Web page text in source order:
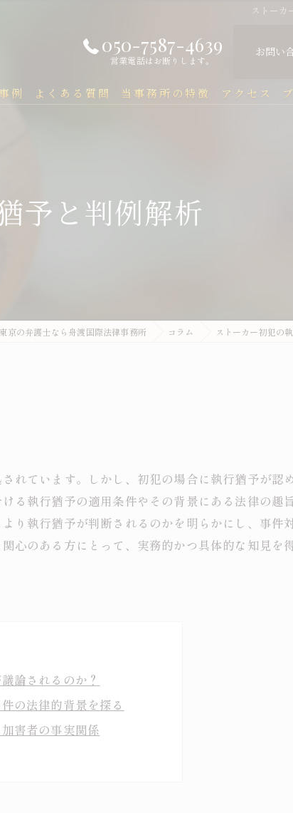
ストーカ
050-7587-4639
営業電話はお断りします。
お問い
例 よくある質問 当事務所の特徴
刑事
外国人刑事・在留Q&A
傷害・暴行
アクセス
予と判例解析
東京の弁護士なら舟渡国際法律事務所 コラム ストーカー初犯の
れています。しかし、初犯の場合に執行猶予が認
る執行猶予の適用条件やその背景にある法律の趣
り執行猶予が判断されるのかを明らかにし、事件
心のある方にとって、実務的かつ具体的な知見を
論されるのか？
の法律的背景を探る
害者の事実関係
おける判決のポイント